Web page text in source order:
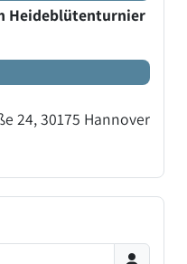
Heideblütenturnier
24, 30175 Hannover